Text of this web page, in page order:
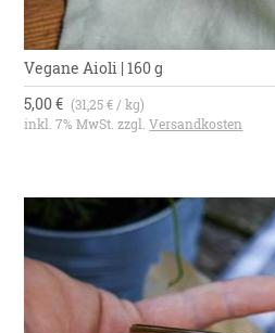
Vegane Aioli | 160 g
5,00 € (31,25 € / kg)
inkl. 7% MwSt. zzgl.Versandkosten